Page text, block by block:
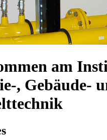
am
, Gebäude-